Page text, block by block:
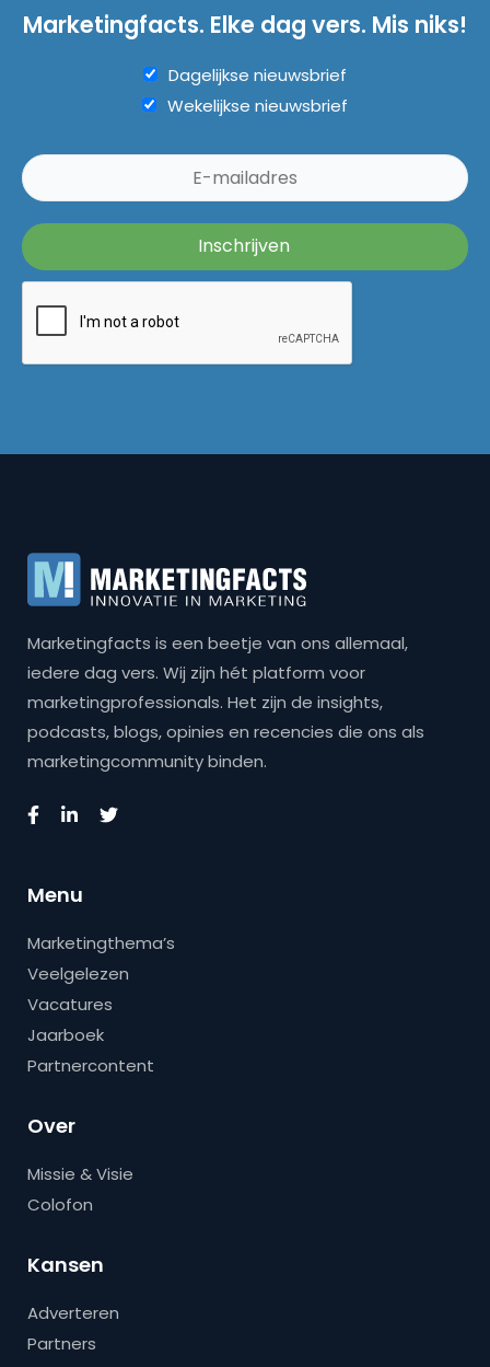
Marketingfacts. Elke dag vers. Mis niks!
Dagelijkse nieuwsbrief
Wekelijkse nieuwsbrief
Marketingfacts is een beetje van ons allemaal,
iedere dag vers. Wij zijn hét platform voor
marketingprofessionals. Het zijn de insights,
podcasts, blogs, opinies en recencies die ons als
marketingcommunity binden.
Menu
Marketingthema’s
Veelgelezen
Vacatures
Jaarboek
Partnercontent
Over
Missie & Visie
Colofon
Kansen
Adverteren
Partners